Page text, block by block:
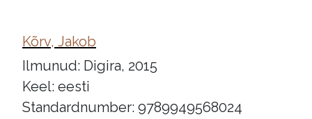
Kõrv, Jakob
Ilmunud: Digira, 2015
Keel: eesti
Standardnumber: 9789949568024